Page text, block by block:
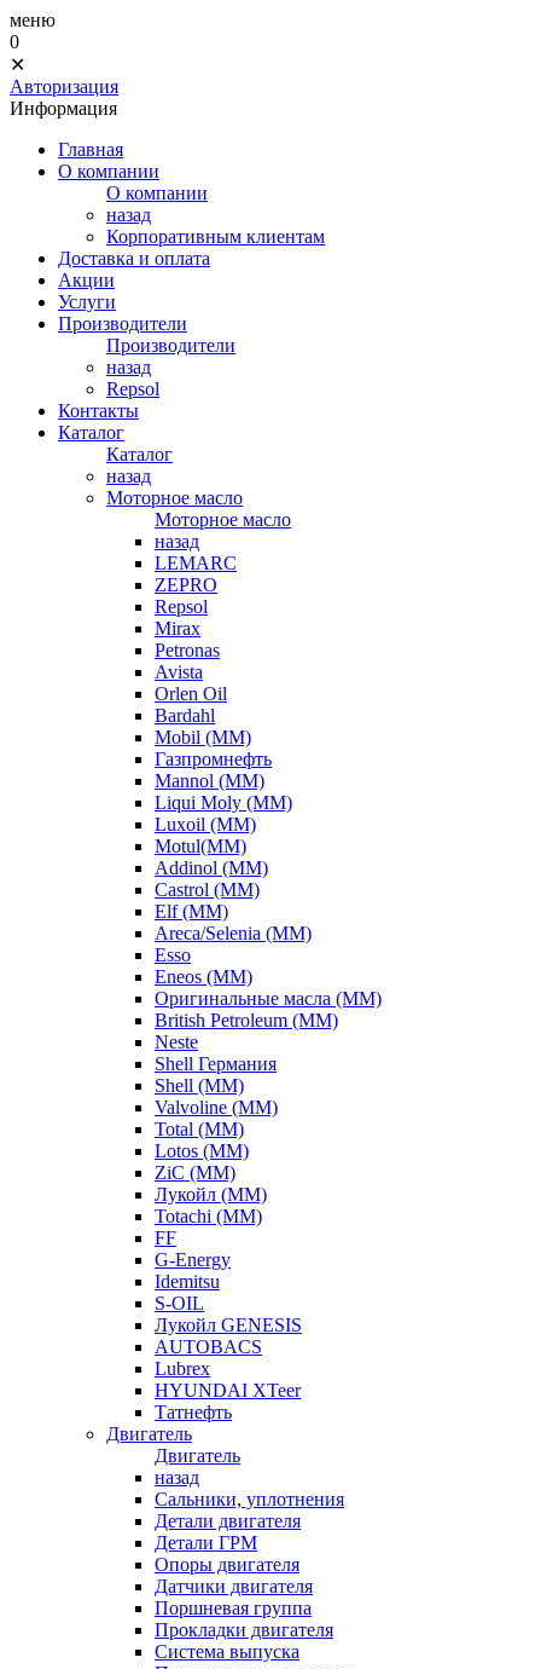
меню
0
✕
Авторизация
Информация
Главная
О компании
О компании
назад
Корпоративным клиентам
Доставка и оплата
Акции
Услуги
Производители
Производители
назад
Repsol
Контакты
Каталог
Каталог
назад
Моторное масло
Моторное масло
назад
LEMARC
ZEPRO
Repsol
Mirax
Petronas
Avista
Orlen Oil
Bardahl
Mobil (ММ)
Газпромнефть
Mannol (ММ)
Liqui Moly (ММ)
Luxoil (ММ)
Motul(ММ)
Addinol (ММ)
Castrol (ММ)
Elf (ММ)
Areca/Selenia (ММ)
Esso
Eneos (ММ)
Оригинальные масла (ММ)
British Petroleum (ММ)
Neste
Shell Германия
Shell (ММ)
Valvoline (ММ)
Total (ММ)
Lotos (ММ)
ZiC (ММ)
Лукойл (ММ)
Totachi (MM)
FF
G-Energy
Idemitsu
S-OIL
Лукойл GENESIS
AUTOBACS
Lubrex
HYUNDAI XTeer
Татнефть
Двигатель
Двигатель
назад
Сальники, уплотнения
Детали двигателя
Детали ГРМ
Опоры двигателя
Датчики двигателя
Поршневая группа
Прокладки двигателя
Система выпуска